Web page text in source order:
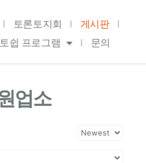
토론토지회
게시판
쉽 프로그램 문의
업소